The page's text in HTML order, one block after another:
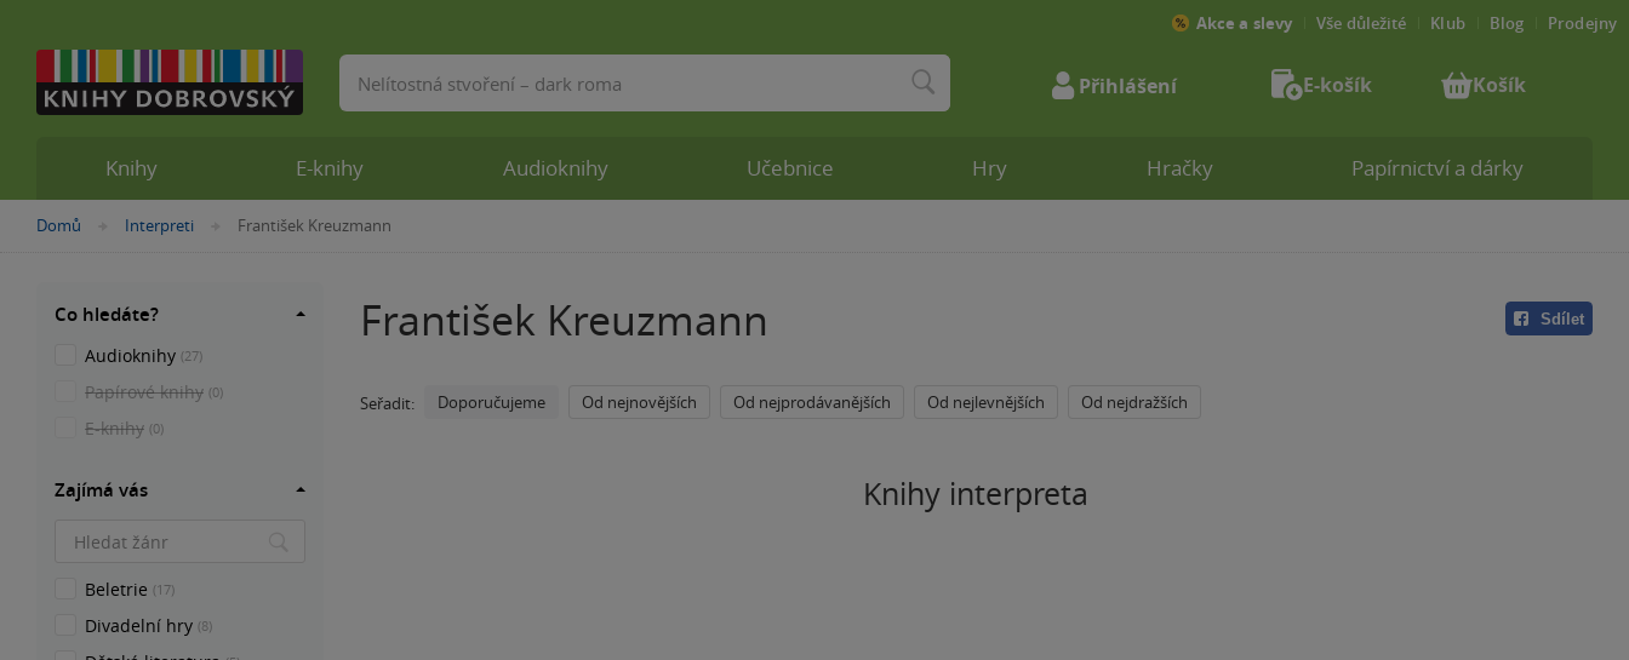
Nacházíte
Domů »
Interpreti »František Kreuzmann
František Kreuzmann Sdílet
Seřadit: Doporučujeme Od nejnovějších Od nejprodávanějších Od nejlevnějších Od nejdražších
Knihy interpreta
Co hledáte?
Audioknihy (27)
Papírové knihy (0)
E-knihy (0)
Zajímá vás
Beletrie (17)
Divadelní hry (8)
Knihy E-knihy Audioknihy Učebnice Hry Hračky Papírnictví a dárky
Akce a slevy Vše důležité Klub Blog Prodejny
Vyhledávání Přihlášení E-košík Košík